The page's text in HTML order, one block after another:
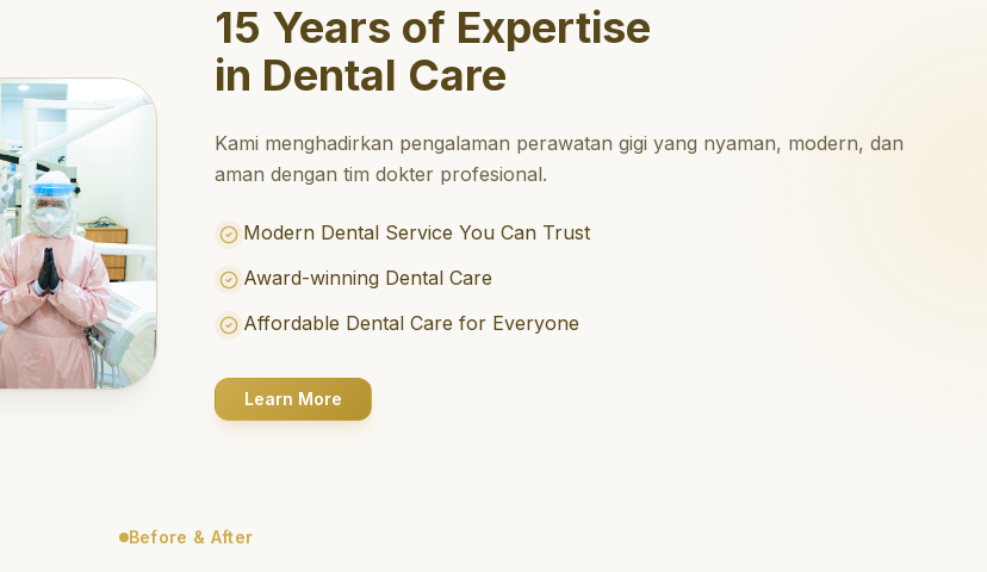
15 Years of Expertise
in Dental Care
Kami menghadirkan pengalaman perawatan gigi yang nyaman, modern, dan
aman dengan tim dokter profesional.
Modern Dental Service You Can Trust
Award-winning Dental Care
Affordable Dental Care for Everyone
Learn More
Before & After